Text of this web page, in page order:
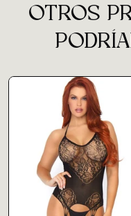
OTROS